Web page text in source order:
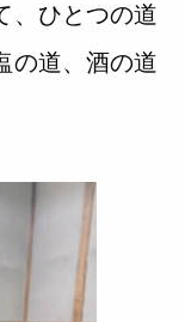
、ひとつの道
の道、酒の道